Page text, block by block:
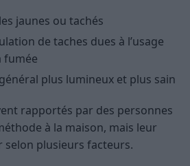
jaunes ou tachés
de taches dues à l’usage
fumée
plus lumineux et plus sain
rapportés par des personnes
à la maison, mais leur
selon plusieurs facteurs.